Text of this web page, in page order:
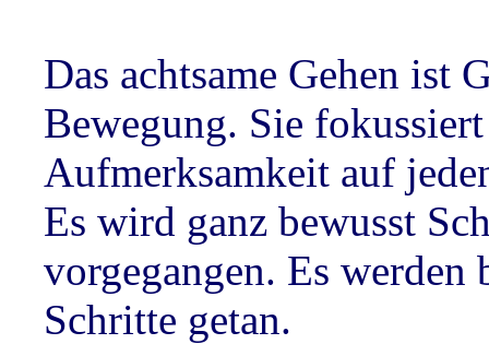
Das achtsame Gehen ist
Bewegung. Sie
Aufmerksamkeit auf
Es wird ganz bewusst
vorgegangen. Es werden
Schritte getan.